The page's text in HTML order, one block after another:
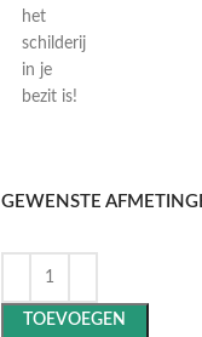
het
schilderij
in je
bezit is!
GEWENSTE
TOEVOEGEN